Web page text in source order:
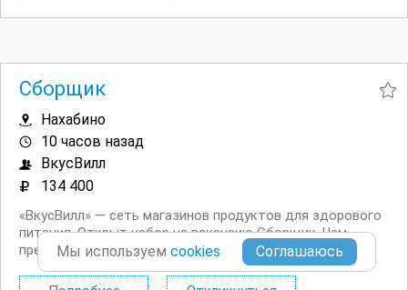
Сборщик
Нахабино
10 часов назад
ВкусВилл
134 400
«ВкусВилл» — сеть магазинов продуктов для здорового
питания. Открыт набор на вакансию Сборщик. Чем
предстоит заниматься? Комплектовать и собирать
интернет заказы. Проверять сроки годности и товарный
вид продуктов. Проводить инвентаризацию товаров.
Мы используем cookies